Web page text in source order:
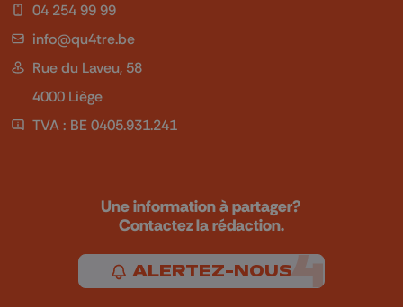
04 254 99 99
info@qu4tre.be
Rue du Laveu, 58
4000 Liège
TVA : BE 0405.931.241
Une information à partager?
Contactez la rédaction.
ALERTEZ-NOUS